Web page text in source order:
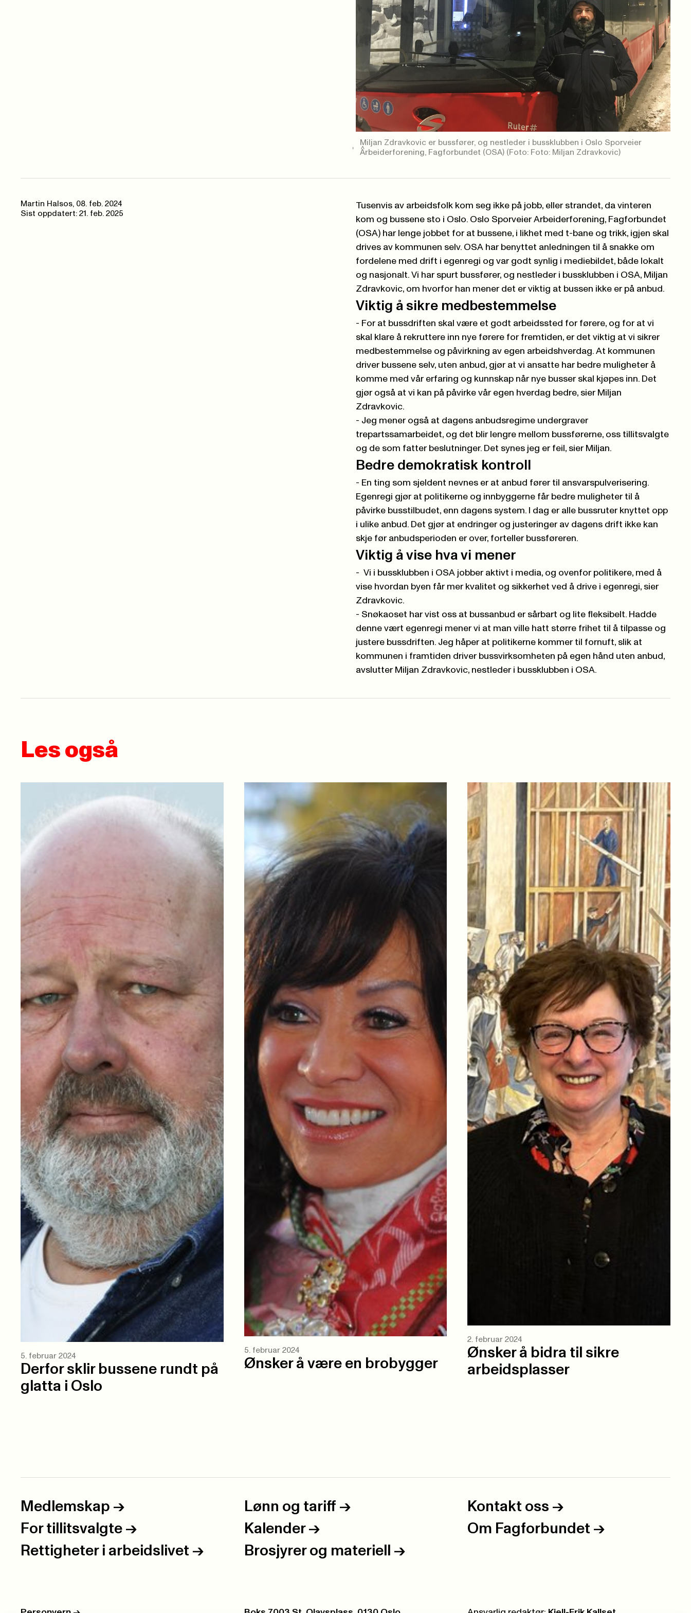
Miljan Zdravkovic er bussfører, og nestleder i bussklubben i Oslo Sporveier
Arbeiderforening, Fagforbundet (OSA) (Foto: Foto: Miljan Zdravkovic)
Martin Halsos, 08. feb. 2024
Sist oppdatert: 21. feb. 2025
Tusenvis av arbeidsfolk kom seg ikke på jobb, eller strandet, da vinteren
kom og bussene sto i Oslo. Oslo Sporveier Arbeiderforening, Fagforbundet
(OSA) har lenge jobbet for at bussene, i likhet med t-bane og trikk, igjen skal
drives av kommunen selv. OSA har benyttet anledningen til å snakke om
fordelene med drift i egenregi og var godt synlig i mediebildet, både lokalt
og nasjonalt. Vi har spurt bussfører, og nestleder i bussklubben i OSA, Miljan
Zdravkovic, om hvorfor han mener det er viktig at bussen ikke er på anbud.
Viktig å sikre medbestemmelse
- For at bussdriften skal være et godt arbeidssted for førere, og for at vi
skal klare å rekruttere inn nye førere for fremtiden, er det viktig at vi sikrer
medbestemmelse og påvirkning av egen arbeidshverdag. At kommunen
driver bussene selv, uten anbud, gjør at vi ansatte har bedre muligheter å
komme med vår erfaring og kunnskap når nye busser skal kjøpes inn. Det
gjør også at vi kan på påvirke vår egen hverdag bedre, sier Miljan
Zdravkovic.
- Jeg mener også at dagens anbudsregime undergraver
trepartssamarbeidet, og det blir lengre mellom bussførerne, oss tillitsvalgte
og de som fatter beslutninger. Det synes jeg er feil, sier Miljan.
Bedre demokratisk kontroll
- En ting som sjeldent nevnes er at anbud fører til ansvarspulverisering.
Egenregi gjør at politikerne og innbyggerne får bedre muligheter til å
påvirke busstilbudet, enn dagens system. I dag er alle bussruter knyttet opp
i ulike anbud. Det gjør at endringer og justeringer av dagens drift ikke kan
skje før anbudsperioden er over, forteller bussføreren.
Viktig å vise hva vi mener
- Vi i bussklubben i OSA jobber aktivt i media, og ovenfor politikere, med å
vise hvordan byen får mer kvalitet og sikkerhet ved å drive i egenregi, sier
Zdravkovic.
- Snøkaoset har vist oss at bussanbud er sårbart og lite fleksibelt. Hadde
denne vært egenregi mener vi at man ville hatt større frihet til å tilpasse og
justere bussdriften. Jeg håper at politikerne kommer til fornuft, slik at
kommunen i framtiden driver bussvirksomheten på egen hånd uten anbud,
avslutter Miljan Zdravkovic, nestleder i bussklubben i OSA.
Les også
5. februar 2024
Derfor sklir bussene rundt på
glatta i Oslo
5. februar 2024
Ønsker å være en brobygger
2. februar 2024
Ønsker å bidra til sikre
arbeidsplasser
Medlemskap -> Lønn og tariff -> Kontakt oss ->
For tillitsvalgte -> Kalender -> Om Fagforbundet ->
Rettigheter i arbeidslivet -> Brosjyrer og materiell ->